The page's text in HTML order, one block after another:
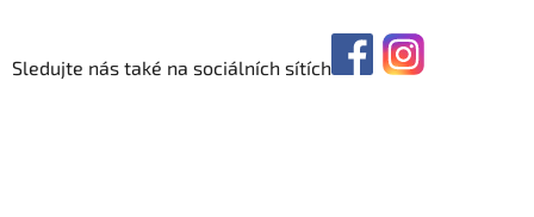
Sledujte nás také na sociálních sítích